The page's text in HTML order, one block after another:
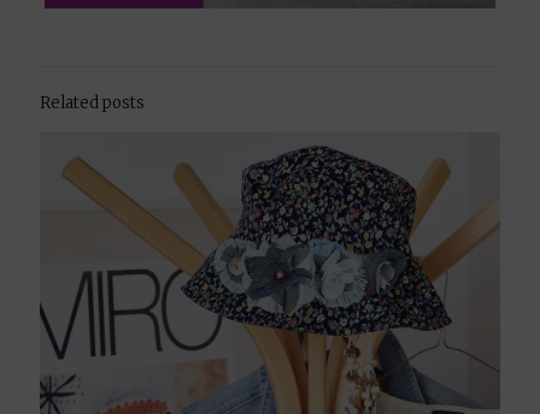
Related posts